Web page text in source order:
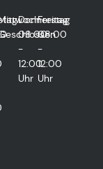
Donnerstag
08:00
-
12:00
Uhr
Freitag
08:00
-
12:00
Uhr